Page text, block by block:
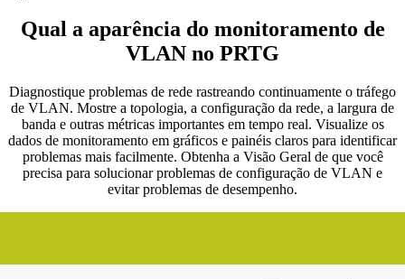
Qual a aparência do monitoramento de
VLAN no PRTG
Diagnostique problemas de rede rastreando continuamente o tráfego
de VLAN. Mostre a topologia, a configuração da rede, a largura de
banda e outras métricas importantes em tempo real. Visualize os
dados de monitoramento em gráficos e painéis claros para identificar
problemas mais facilmente. Obtenha a Visão Geral de que você
precisa para solucionar problemas de configuração de VLAN e
evitar problemas de desempenho.